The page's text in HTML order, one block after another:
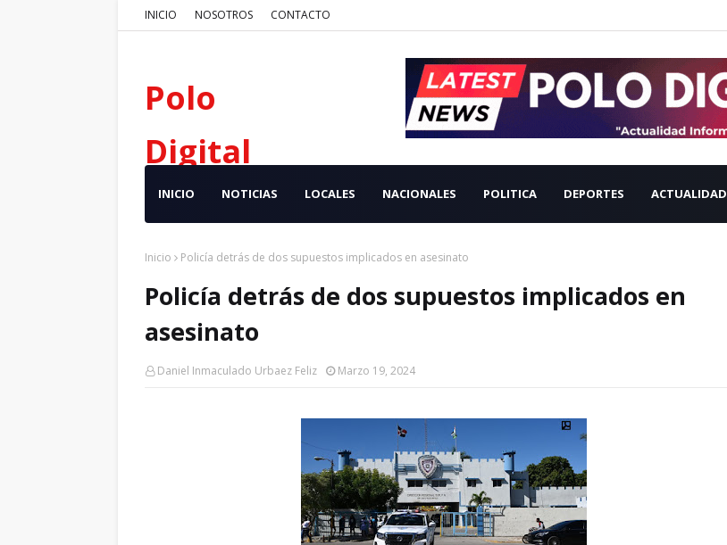
INICIO NOSOTROS CONTACTO
Polo
Digital
INICIO NOTICIAS LOCALES NACIONALES POLITICA DEPORTES ACTUALIDAD
Inicio Policía detrás de dos supuestos implicados en asesinato
Policía detrás de dos supuestos implicados en
asesinato
Daniel Inmaculado Urbaez Feliz Marzo 19, 2024